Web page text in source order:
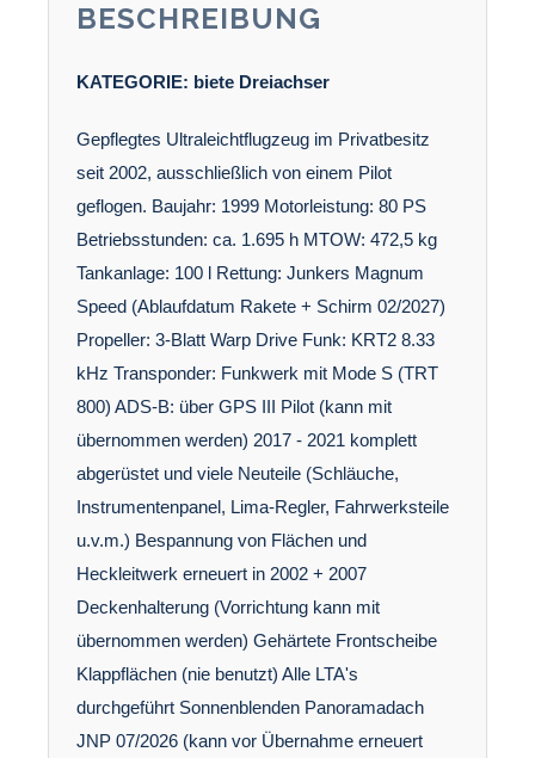
BESCHREIBUNG
KATEGORIE: biete Dreiachser
Gepflegtes Ultraleichtflugzeug im Privatbesitz
seit 2002, ausschließlich von einem Pilot
geflogen. Baujahr: 1999 Motorleistung: 80 PS
Betriebsstunden: ca. 1.695 h MTOW: 472,5 kg
Tankanlage: 100 l Rettung: Junkers Magnum
Speed (Ablaufdatum Rakete + Schirm 02/2027)
Propeller: 3-Blatt Warp Drive Funk: KRT2 8.33
kHz Transponder: Funkwerk mit Mode S (TRT
800) ADS-B: über GPS III Pilot (kann mit
übernommen werden) 2017 - 2021 komplett
abgerüstet und viele Neuteile (Schläuche,
Instrumentenpanel, Lima-Regler, Fahrwerksteile
u.v.m.) Bespannung von Flächen und
Heckleitwerk erneuert in 2002 + 2007
Deckenhalterung (Vorrichtung kann mit
übernommen werden) Gehärtete Frontscheibe
Klappflächen (nie benutzt) Alle LTA's
durchgeführt Sonnenblenden Panoramadach
JNP 07/2026 (kann vor Übernahme erneuert